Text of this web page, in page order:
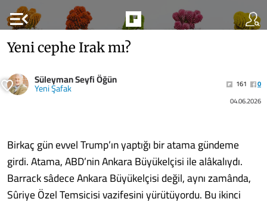
menu_open
Yeni cephe Irak mı?
Süleyman Seyfi Öğün
Yeni Şafak 161
0
04.06.2026
Birkaç gün evvel Trump’ın yaptığı bir atama gündeme
girdi. Atama, ABD’nin Ankara Büyükelçisi ile alâkalıydı.
Barrack sâdece Ankara Büyükelçisi değil, aynı zamânda,
Sûriye Özel Temsicisi vazifesini yürütüyordu. Bu ikinci